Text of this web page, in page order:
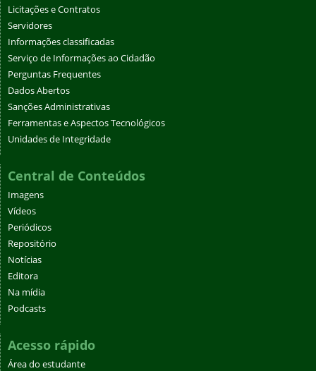
Licitações e Contratos
Servidores
Informações classificadas
Serviço de Informações ao Cidadão
Perguntas Frequentes
Dados Abertos
Sanções Administrativas
Ferramentas e Aspectos Tecnológicos
Unidades de Integridade
Central de Conteúdos
Imagens
Vídeos
Periódicos
Repositório
Notícias
Editora
Na mídia
Podcasts
Acesso rápido
Área do estudante